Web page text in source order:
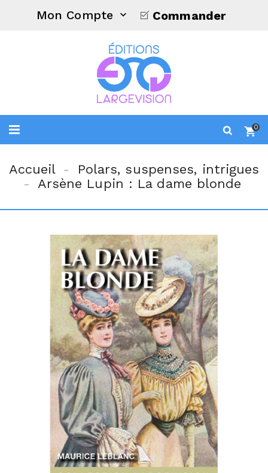
Mon Compte  Commander
0
Accueil
Polars, suspenses, intrigues
Arsène Lupin : La dame blonde